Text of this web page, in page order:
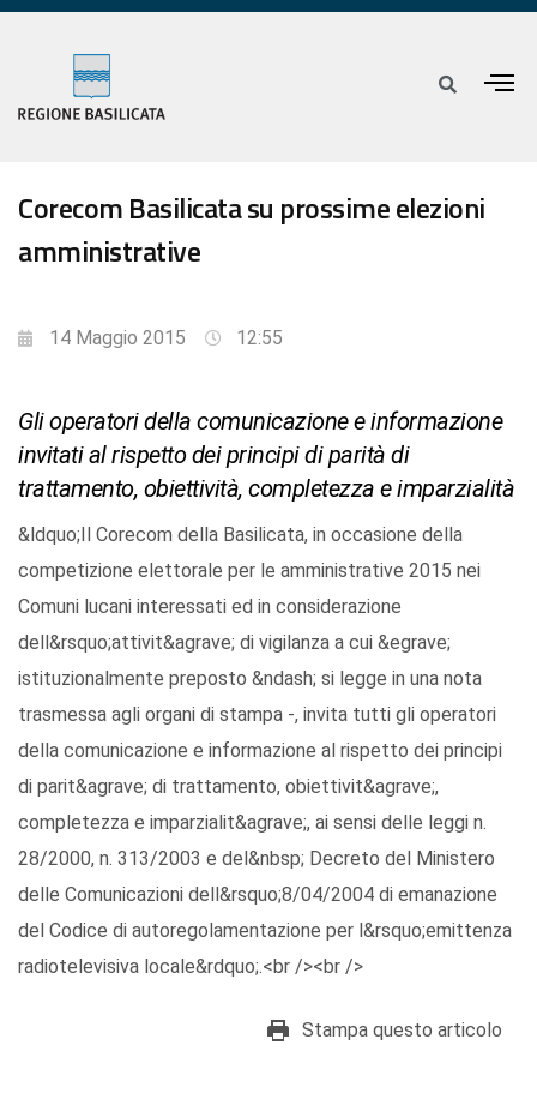
Corecom Basilicata su prossime elezioni
amministrative
14 Maggio 2015 12:55
Gli operatori della comunicazione e informazione
invitati al rispetto dei principi di parità di
trattamento, obiettività, completezza e imparzialità
&ldquo;Il Corecom della Basilicata, in occasione della
competizione elettorale per le amministrative 2015 nei
Comuni lucani interessati ed in considerazione
dell&rsquo;attivit&agrave; di vigilanza a cui &egrave;
istituzionalmente preposto &ndash; si legge in una nota
trasmessa agli organi di stampa -, invita tutti gli operatori
della comunicazione e informazione al rispetto dei principi
di parit&agrave; di trattamento, obiettivit&agrave;,
completezza e imparzialit&agrave;, ai sensi delle leggi n.
28/2000, n. 313/2003 e del&nbsp; Decreto del Ministero
delle Comunicazioni dell&rsquo;8/04/2004 di emanazione
del Codice di autoregolamentazione per l&rsquo;emittenza
radiotelevisiva locale&rdquo;.<br /><br />
Stampa questo articolo